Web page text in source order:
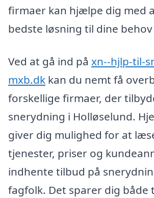
firmaer kan hjælpe dig med
bedste løsning til dine
Ved at gå ind på xn--hjlp-til-
mxb.dk kan du nemt få
forskellige firmaer, der
snerydning i Holløselund.
giver dig mulighed for at
tjenester, priser og
indhente tilbud på
fagfolk. Det sparer dig både